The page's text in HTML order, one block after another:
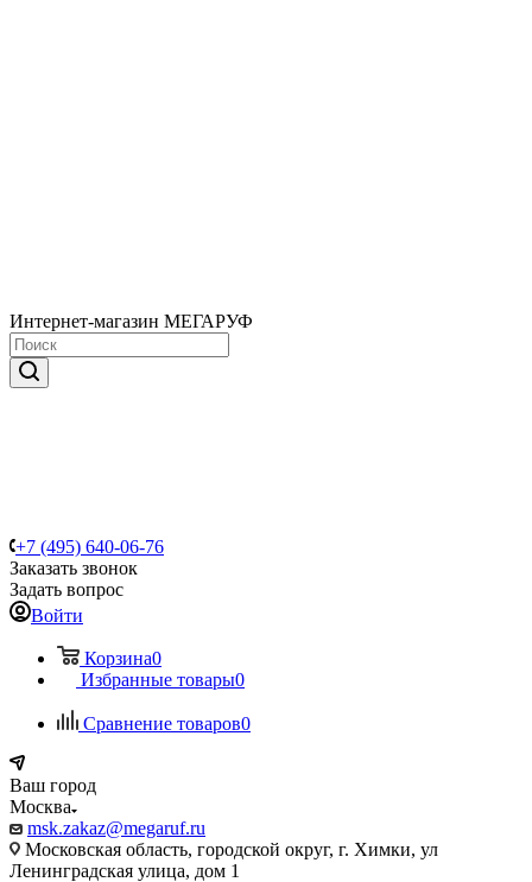
Интернет-магазин МЕГАРУФ
+7 (495) 640-06-76
Заказать звонок
Задать вопрос
Войти
Корзина0
Избранные товары0
Сравнение товаров0
Ваш город
Москва
msk.zakaz@megaruf.ru
Московская область, городской округ, г. Химки, ул
Ленинградская улица, дом 1